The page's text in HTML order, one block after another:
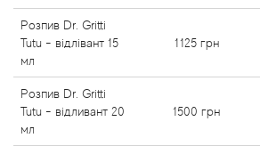
Розпив Dr. Gritti
Tutu - відлівант 15
мл
1125 грн
Розпив Dr. Gritti
Tutu - відливант 20
мл
1500 грн